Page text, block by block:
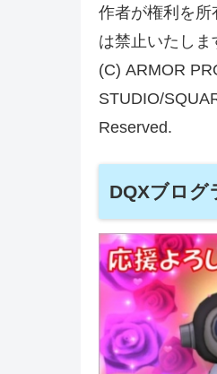
作者が権利を
は禁止いたしま
(C) ARMOR
STUDIO/
Reserved.
DQXブログ